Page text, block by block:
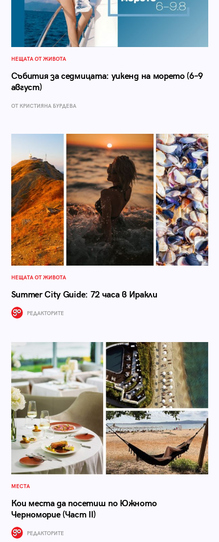
НЕЩАТА ОТ ЖИВОТА
Събития за седмицата: уикенд на морето (6–9
август)
ОТ КРИСТИЯНА БУРДЕВА
НЕЩАТА ОТ ЖИВОТА
Summer City Guide: 72 часа в Иракли
РЕДАКТОРИТЕ
МЕСТА
Кои места да посетиш по Южното
Черноморие (Част II)
РЕДАКТОРИТЕ